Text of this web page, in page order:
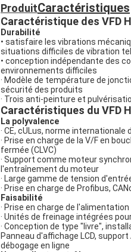
ProduitCaractéristiques
Caractéristique des VFD
Durabilité
• satisfaire les vibrations
situations difficiles de vibration
• conception indépendante des
environnements difficiles
· Modèle de température de
sécurité des produits
· Trois anti-peinture et
Caractéristiques du VFD
La polyvalence
· CE, cULus, norme
· Prise en charge de la V/F en
fermée (CLVC)
· Support comme moteur
l'entraînement du moteur
· Large gamme de tension
· Prise en charge de Profibus,
Faisabilité
· Prise en charge de
· Unités de freinage intégrées
· Conception de type "livre",
Panneau d'affichage LCD,
débogage en ligne